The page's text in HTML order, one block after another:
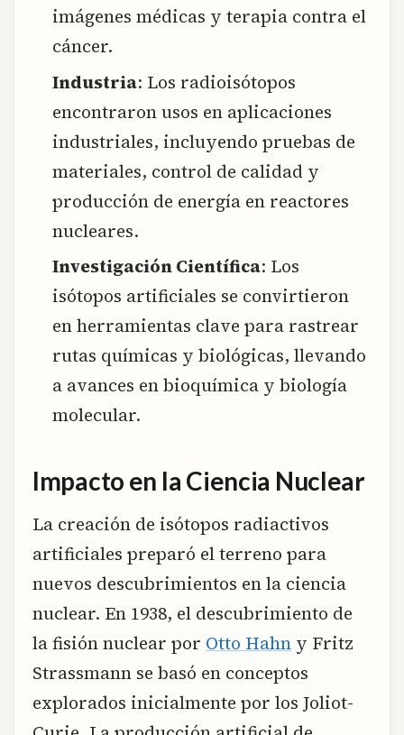
imágenes médicas y terapia contra el
cáncer.
Industria: Los radioisótopos
encontraron usos en aplicaciones
industriales, incluyendo pruebas de
materiales, control de calidad y
producción de energía en reactores
nucleares.
Investigación Científica: Los
isótopos artificiales se convirtieron
en herramientas clave para rastrear
rutas químicas y biológicas, llevando
a avances en bioquímica y biología
molecular.
Impacto en la Ciencia Nuclear
La creación de isótopos radiactivos
artificiales preparó el terreno para
nuevos descubrimientos en la ciencia
nuclear. En 1938, el descubrimiento de
la fisión nuclear por Otto Hahn y Fritz
Strassmann se basó en conceptos
explorados inicialmente por los Joliot-